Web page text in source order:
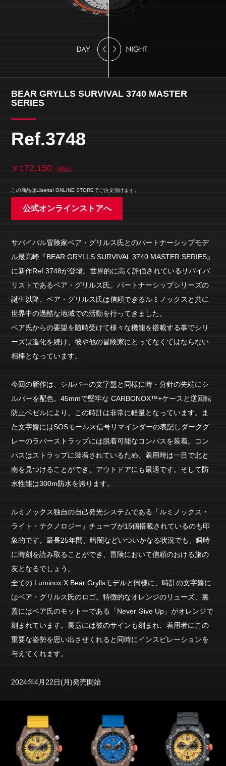
BEAR GRYLLS SURVIVAL 3740 MASTER
SERIES
Ref.3748
￥ 172,150 （税込）
この商品はLiberta! ONLINE STOREでご注文頂けます。
公式オンラインストアへ
サバイバル冒険家ベア・グリルス氏とのパートナーシップモデ
ル最高峰『BEAR GRYLLS SURVIVAL 3740 MASTER SERIES』
に新作Ref.3748が登場。世界的に高く評価されているサバイバ
リストであるベア・グリルス氏。パートナーシップシリーズの
誕生以降、ベア・グリルス氏は信頼できるルミノックスと共に
世界中の過酷な地域での活動を行ってきました。
ベア氏からの要望を随時受けて様々な機能を搭載する事でシリ
ーズは進化を続け、彼や他の冒険家にとってなくてはならない
相棒となっています。
今回の新作は、シルバーの文字盤と同様に時・分針の先端にシ
ルバーを配色。45mmで堅牢な CARBONOX™+ケースと逆回転
防止ベゼルにより、この時計は非常に軽量となっています。ま
た文字盤にはSOSモールス信号リマインダーの表記しダークグ
レーのラバーストラップには脱着可能なコンパスを装着。コン
パスはストラップに装着されているため、着用時は一目で北と
南を見つけることができ、アウトドアにも最適です。そして防
水性能は300m防水を誇ります。
ルミノックス独自の自己発光システムである「ルミノックス・
ライト・テクノロジー」チューブが15個搭載されているのも印
象的です。最長25年間、暗闇などいついかなる状況でも、瞬時
に時刻を読み取ることができ、冒険において信頼のおける旅の
友となるでしょう。
全ての Luminox X Bear Gryllsモデルと同様に、時計の文字盤に
はベア・グリルス氏のロゴ。特徴的なオレンジのリューズ、裏
蓋にはベア氏のモットーである「Never Give Up」がオレンジで
刻まれています。裏蓋には彼のサインも刻まれ、着用者にこの
重要な姿勢を思い出させくれると同時にインスピレーションを
与えてくれます。
2024年4月22日(月)発売開始